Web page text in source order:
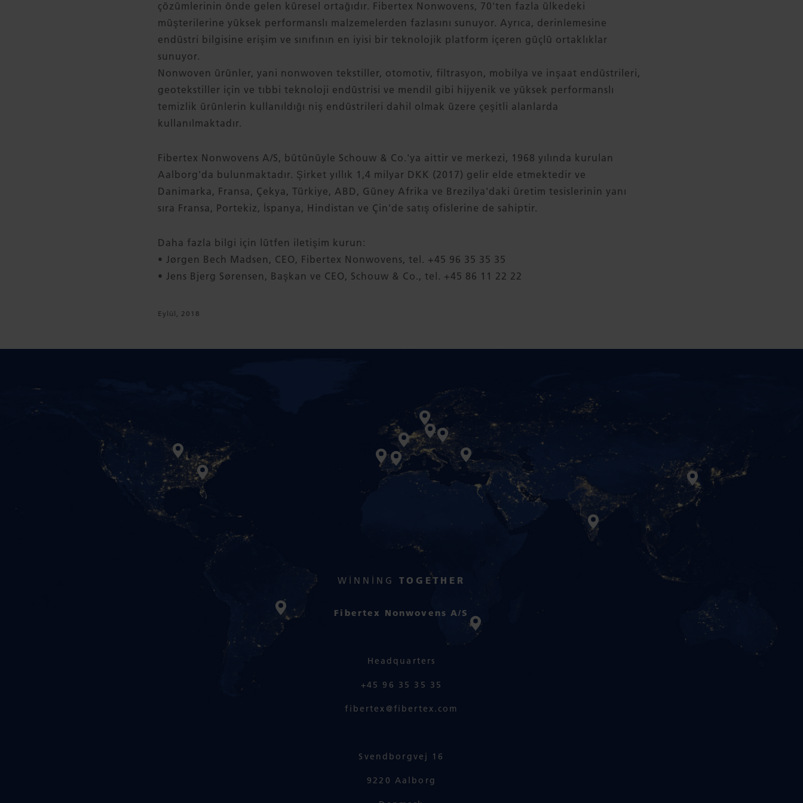
çözümlerinin önde gelen küresel ortağıdır. Fibertex Nonwovens, 70'ten fazla ülkedeki
müşterilerine yüksek performanslı malzemelerden fazlasını sunuyor. Ayrıca, derinlemesine
endüstri bilgisine erişim ve sınıfının en iyisi bir teknolojik platform içeren güçlü ortaklıklar
sunuyor.
Nonwoven ürünler, yani nonwoven tekstiller, otomotiv, filtrasyon, mobilya ve inşaat endüstrileri,
geotekstiller için ve tıbbi teknoloji endüstrisi ve mendil gibi hijyenik ve yüksek performanslı
temizlik ürünlerin kullanıldığı niş endüstrileri dahil olmak üzere çeşitli alanlarda
kullanılmaktadır.
Fibertex Nonwovens A/S, bütünüyle Schouw & Co.'ya aittir ve merkezi, 1968 yılında kurulan
Aalborg'da bulunmaktadır. Şirket yıllık 1,4 milyar DKK (2017) gelir elde etmektedir ve
Danimarka, Fransa, Çekya, Türkiye, ABD, Güney Afrika ve Brezilya'daki üretim tesislerinin yanı
sıra Fransa, Portekiz, İspanya, Hindistan ve Çin'de satış ofislerine de sahiptir.
Daha fazla bilgi için lütfen iletişim kurun:
• Jørgen Bech Madsen, CEO, Fibertex Nonwovens, tel. +45 96 35 35 35
• Jens Bjerg Sørensen, Başkan ve CEO, Schouw & Co., tel. +45 86 11 22 22
Eylül, 2018
WINNING TOGETHER
Fibertex Nonwovens A/S
Headquarters
+45 96 35 35 35
fibertex@fibertex.com
Svendborgvej 16
9220 Aalborg